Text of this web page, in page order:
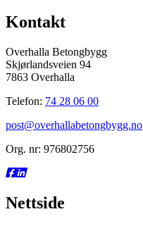
Kontakt
Overhalla Betongbygg
Skjørlandsveien 94
7863 Overhalla
Telefon: 74 28 06 00
post@overhallabetongbygg.no
Org. nr: 976802756
Nettside